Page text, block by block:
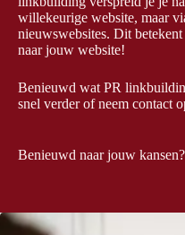
willekeurige website, maar
nieuwswebsites. Dit
naar jouw website!
Benieuwd wat PR
snel verder of neem contact
Benieuwd naar jouw kansen?